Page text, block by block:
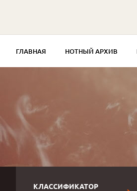
ГЛАВНАЯ НОТНЫЙ АРХИВ
КЛАССИФИКАТОР